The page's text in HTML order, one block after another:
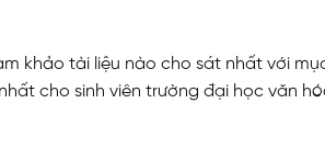
khảo tài liệu nào cho sát nhất với
cho sinh viên trường đại học văn